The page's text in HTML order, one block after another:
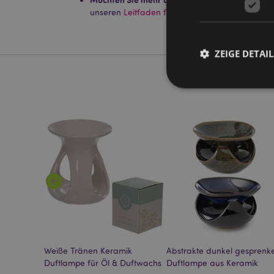
unseren Leitfaden für Kundeninformationen.
Weiße Tränen Keramik
Duftlampe für Öl & Duftwachs
Abstrakte dunkel
Duftlampe aus Keramik
ZEIGE
Streng-notwendige-
Ohne unbedingt
Name
invalidation